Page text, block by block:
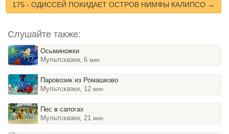
175 - ОДИССЕЙ ПОКИДАЕТ ОСТРОВ НИМФЫ КАЛИПСО →
Слушайте также:
Осьминожки
Мультсказки, 6 мин
Паровозик из Ромашково
Мультсказки, 12 мин
Пес в сапогах
Мультсказки, 21 мин